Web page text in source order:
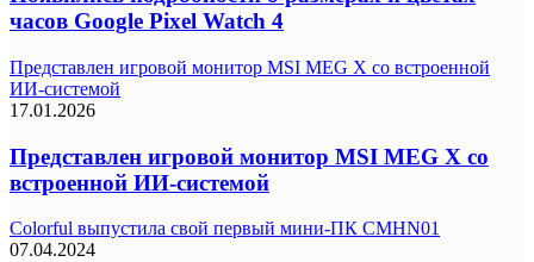
часов Google Pixel Watch 4
Представлен игровой монитор MSI MEG X со встроенной
ИИ-системой
17.01.2026
Представлен игровой монитор MSI MEG X со
встроенной ИИ-системой
Colorful выпустила свой первый мини-ПК CMHN01
07.04.2024